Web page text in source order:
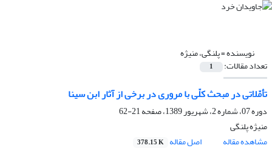
نویسنده =پلنگی، منیژه
تعداد مقالات: 1
تأمّلاتی در مبحث کلّی با مروری در برخی از آثار ابن سینا
دوره 07، شماره 2، شهریور 1389، صفحه
21-62
منیژه پلنگی
مشاهده مقاله
اصل مقاله 378.15 K